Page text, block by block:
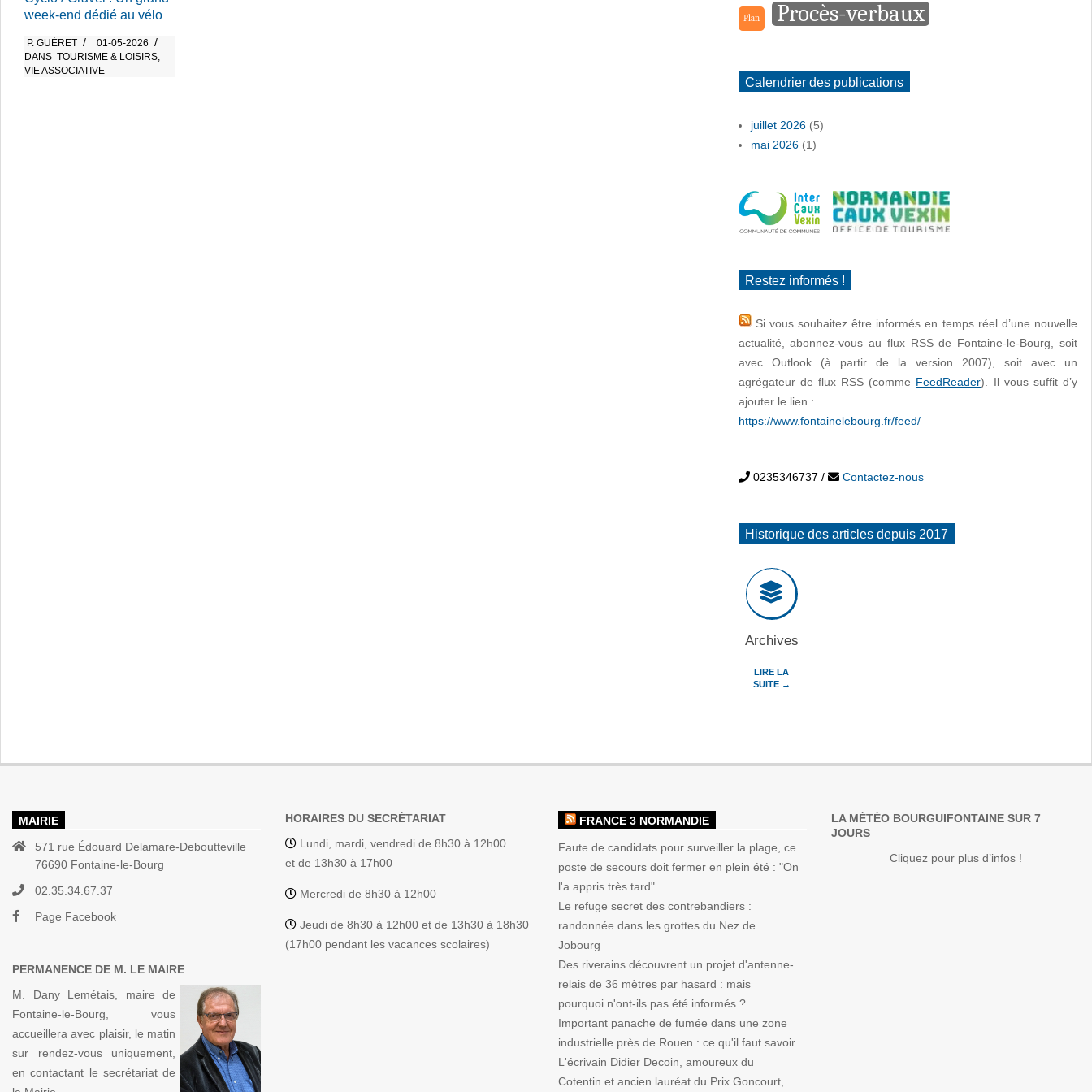
week-end dédié au vélo
2026-
05-
P. GUÉRET
01-05-2026
DANS TOURISME & LOISIRS
VIE ASSOCIATIVE
Plan Procès-verbaux
Calendrier des publications
juillet 2026(5)
mai 2026(1)
Restez informés !
Si vous souhaitez être informés en temps réel d’une nouvelle
actualité, abonnez-vous au flux RSS de Fontaine-le-Bourg, soit
avec Outlook (à partir de la version 2007), soit avec un
agrégateur de flux RSS (comme FeedReader). Il vous suffit d’y
ajouter le lien :
https://www.fontainelebourg.fr/feed/
0235346737 / Contactez-nous
Historique des articles depuis 2017
Archives
LIRE LA
SUITE →
MAIRIE
571 rue Édouard Delamare-Deboutteville
76690 Fontaine-le-Bourg
02.35.34.67.37
Page Facebook
PERMANENCE DE M. LE MAIRE
M. Dany Lemétais, maire de
Fontaine-le-Bourg, vous
accueillera avec plaisir, le matin
sur rendez-vous uniquement,
en contactant le secrétariat de
HORAIRES DU SECRÉTARIAT
Lundi, mardi, vendredi de 8h30 à 12h00
et de 13h30 à 17h00
Mercredi de 8h30 à 12h00
Jeudi de 8h30 à 12h00 et de 13h30 à 18h30
(17h00 pendant les vacances scolaires)
FRANCE 3 NORMANDIE
Faute de candidats pour surveiller la plage, ce
poste de secours doit fermer en plein été : "On
l'a appris très tard"
Le refuge secret des contrebandiers :
randonnée dans les grottes du Nez de
Jobourg
Des riverains découvrent un projet d'antenne-
relais de 36 mètres par hasard : mais
pourquoi n'ont-ils pas été informés ?
Important panache de fumée dans une zone
industrielle près de Rouen : ce qu'il faut savoir
L'écrivain Didier Decoin, amoureux du
Cotentin et ancien lauréat du Prix Goncourt,
LA MÉTÉO BOURGUIFONTAINE SUR 7
JOURS
Cliquez pour plus d’infos !